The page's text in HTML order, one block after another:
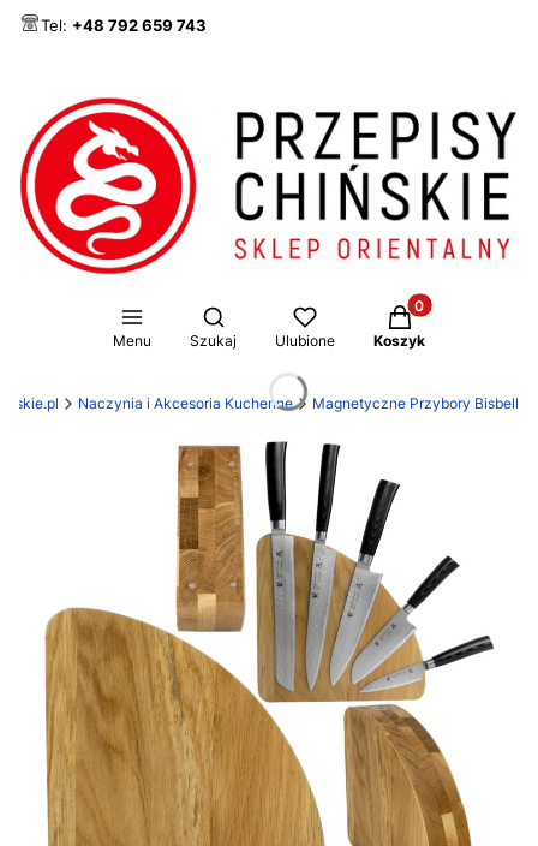
Tel: +48 792 659 743
Menu
Otwórz wyszukiwarkę
Szukaj Ulubione
Produkty w
Koszyk
Naczynia i Akcesoria Kuchenne Magnetyczne Przybory Bisbell